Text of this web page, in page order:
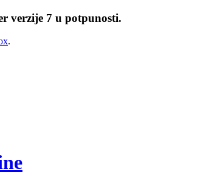
verzije 7 u potpunosti.
.